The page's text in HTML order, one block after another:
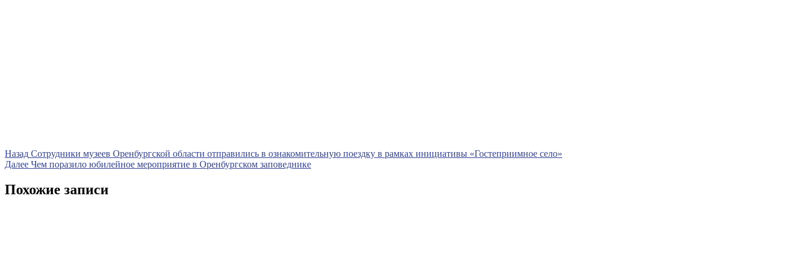
Навигация
по
записям
Назад Предыдущая
запись
Сотрудники музеев Оренбургской области отправились в ознакомительную поездку в рамках инициативы «Гостеприимное село»
Далее Следующая
Чем поразило юбилейное мероприятие в Оренбургском заповеднике
Похожие записи